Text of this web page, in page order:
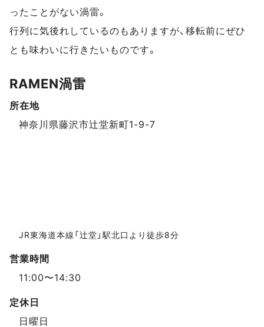
ったことがない渦雷。
行列に気後れしているのもありますが、移転前にぜひ
とも味わいに行きたいものです。
スポットデータ
RAMEN渦雷
所在地
神奈川県藤沢市辻堂新町1-9-7
JR東海道本線「辻堂」駅北口より徒歩8分
営業時間
11:00〜14:30
定休日
日曜日